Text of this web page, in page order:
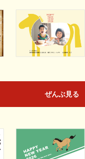
ぜんぶ見る